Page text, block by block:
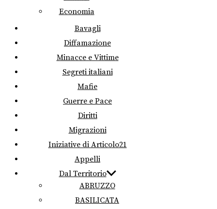
Economia
Bavagli
Diffamazione
Minacce e Vittime
Segreti italiani
Mafie
Guerre e Pace
Diritti
Migrazioni
Iniziative di Articolo21
Appelli
Dal Territorio
ABRUZZO
BASILICATA